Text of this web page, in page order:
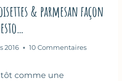
& parmesan façon
2016 10 Commentaires
comme une